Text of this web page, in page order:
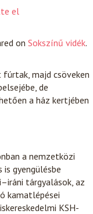
el
on Sokszínű vidék.
fúrtak, majd csöveken
de
a ház kertjében
a nemzetközi
gyengülésbe
tárgyalások, az
kamatlépései
KSH-